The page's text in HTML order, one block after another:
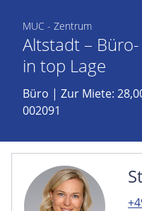
MUC - Zentrum
Altstadt –
in top Lage
Büro | Zur Miete:
002091